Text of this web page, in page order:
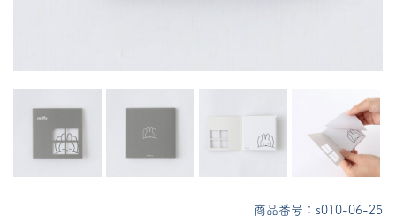
商品番号：s010-06-25